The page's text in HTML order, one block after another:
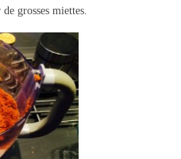
grosses miettes.